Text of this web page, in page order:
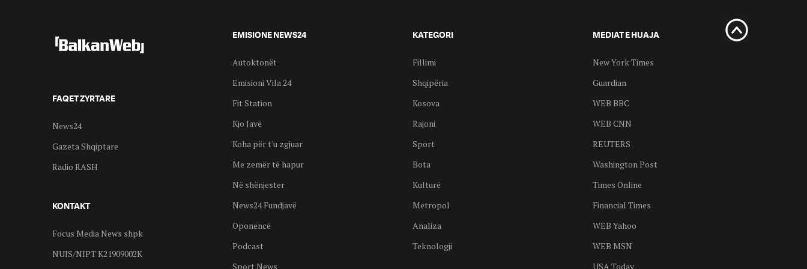
FAQET ZYRTARE
News24
Gazeta Shqiptare
Radio RASH
KONTAKT
Focus Media News shpk
NUIS/NIPT K21909002K
EMISIONE NEWS24
Autoktonët
Emisioni Vila 24
Fit Station
Kjo Javë
Koha për t'u zgjuar
Me zemër të hapur
Në shënjester
News24 Fundjavë
Oponencë
Podcast
Sport News
KATEGORI
Fillimi
Shqipëria
Kosova
Rajoni
Sport
Bota
Kulturë
Metropol
Analiza
Teknologji
MEDIAT E HUAJA
New York Times
Guardian
WEB BBC
WEB CNN
REUTERS
Washington Post
Times Online
Financial Times
WEB Yahoo
WEB MSN
USA Today